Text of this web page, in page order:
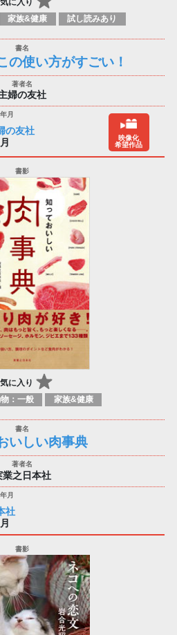
に入り
家族&健康 試し読みあり
の使い方がすごい！
婦の友社
の友社
映像化
希望作品
に入り
：一般 家族&健康
いしい肉事典
業之日本社
社